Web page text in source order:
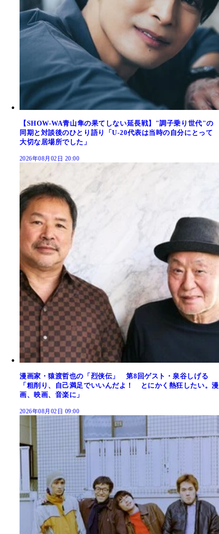
【SHOW-WA青山隼の果てしない延長戦】"調子乗り世代"の
同期と対談後のひとり語り「U-20代表は当時の自分にとって
大切な居場所でした」
2026年08月02日 20:00
漫画家・猿渡哲也の「烈侠伝」 第8回ゲスト・泉谷しげる
「粗削り、自己満足でいいんだよ！ とにかく熱狂したい。漫
画、映画、音楽に」
2026年08月02日 09:00